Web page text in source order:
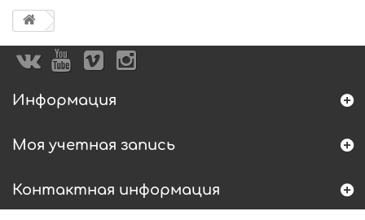
Информация
Моя учетная запись
Контактная информация